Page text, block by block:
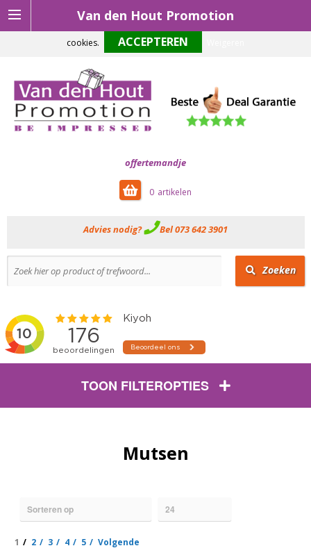
Van den Hout Promotion
offertemandje
0
Advies nodig? Bel 073 642 3901
Zoeken
TOON FILTEROPTIES
Mutsen
1 2 3 4 5 Volgende
Om onze website optimaal te laten functioneren maken wij gebruik van
cookies.